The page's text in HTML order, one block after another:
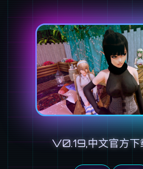
V0.19,中文官方下